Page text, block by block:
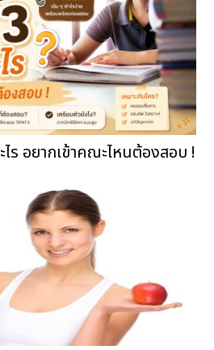
ร อยากเข้าคณะไหนต้องสอบ !